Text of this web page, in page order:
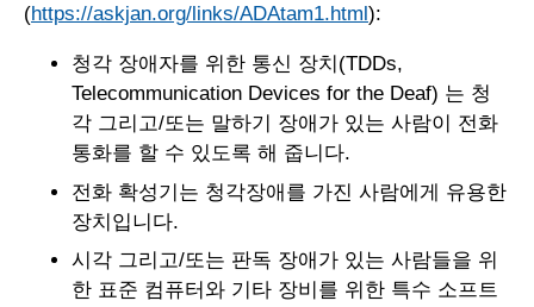
(https://askjan.org/links/ADAtam1.html):
청각 장애자를 위한 통신 장치(TDDs,
Telecommunication Devices for the Deaf) 는 청
각 그리고/또는 말하기 장애가 있는 사람이 전화
통화를 할 수 있도록 해 줍니다.
전화 확성기는 청각장애를 가진 사람에게 유용한
장치입니다.
시각 그리고/또는 판독 장애가 있는 사람들을 위
한 표준 컴퓨터와 기타 장비를 위한 특수 소프트